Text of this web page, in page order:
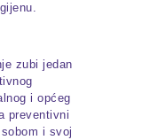
zubi jedan
i općeg
preventivni
i svoj